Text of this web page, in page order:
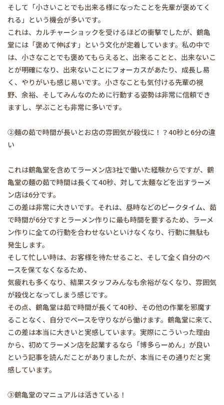
そして「小さいことでも出来る様になったことを先輩が褒めてく
れる」という機会が多いです。
これは、カルチャーショックを受けるほどの衝撃でしたが、鶴亀
堂には「褒めて伸ばす」という文化が定着しています。私の中で
は、小さなことでも褒めてもらえると、出来ることと、出来ないこ
とが明確になり、出来ないことにフォーカスがあたり、成長し易
く、やりがいも感じ易いです。小さなことも気付ける先輩の視
野、余裕、そしてみんなのために行動する姿勢は非常に信頼でき
ますし、学ぶことも非常に多いです。
②麺の茹で時間が長いとお店の雰囲気が殺伐に！？40秒と6分の違
い
これは鶴亀堂を含めてラーメン店3社で働いた経験からですが、鶴
亀堂の麺の茹で時間は長くて40秒、対して太麺などを出すラーメ
ン店は6分です。
この差は非常に大きいです。それは、昼時などのピークタイム、茹
で時間が6分ですとラーメン作りに最も時間を要するため、ラーメ
ン作りに全ての行動を合わせないといけなくなり、行動に無駄も
発生します。
そして忙しい時は、お客様を待たせること、そして全く自分のペ
ースを保てなくなるため、
気疲れも多くなり、結果スタッフみんなも余裕がなくなり、雰囲気
が殺伐となってしまう感じです。
その点、鶴亀堂は茹で時間が長くて40秒、その他の作業を邪魔す
ることなく、自分でペースを守りながら働けます。鶴亀堂に来て、
この差は本当に大きいと実感しています。実際にこういった理由
から、初めてラーメン店を起業するなら「博多らーめん」が良い
という記事を読んだことがありましたが、本当にその通りだと実
感しています。
③鶴亀堂のマニュアルは活きている！